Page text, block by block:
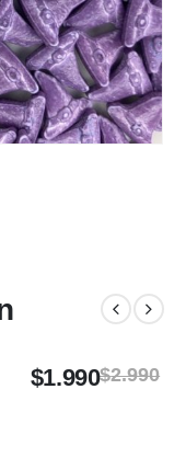
$2.990
$1.990